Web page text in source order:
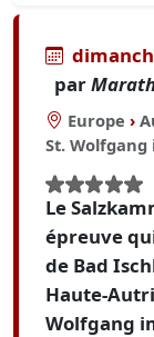
par
Europe ›
St.
Le
épreuve
de Bad
Haute-
Wolfgang